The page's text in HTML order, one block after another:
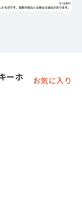
ーホ
お気に入り